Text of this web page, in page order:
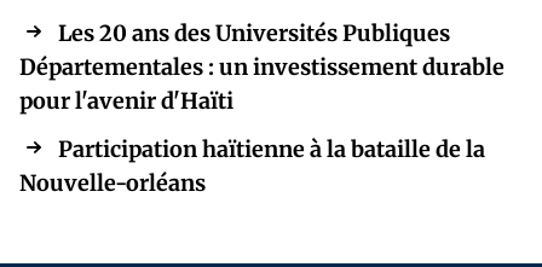
Les 20 ans des Universités Publiques
Départementales : un investissement durable
pour l'avenir d'Haïti
Participation haïtienne à la bataille de la
Nouvelle-orléans